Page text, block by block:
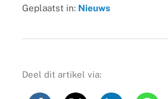
Geplaatst in: Nieuws
Deel dit artikel via: